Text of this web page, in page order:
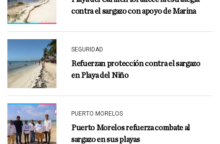
contra el sargazo con apoyo de Marina
SEGURIDAD
Refuerzan protección contra el sargazo
en Playa del Niño
PUERTO MORELOS
Puerto Morelos refuerza combate al
sargazo en sus playas